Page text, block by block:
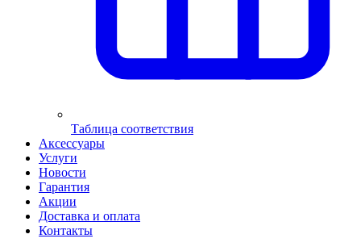
Таблица соответствия
Аксессуары
Услуги
Новости
Гарантия
Акции
Доставка и оплата
Контакты